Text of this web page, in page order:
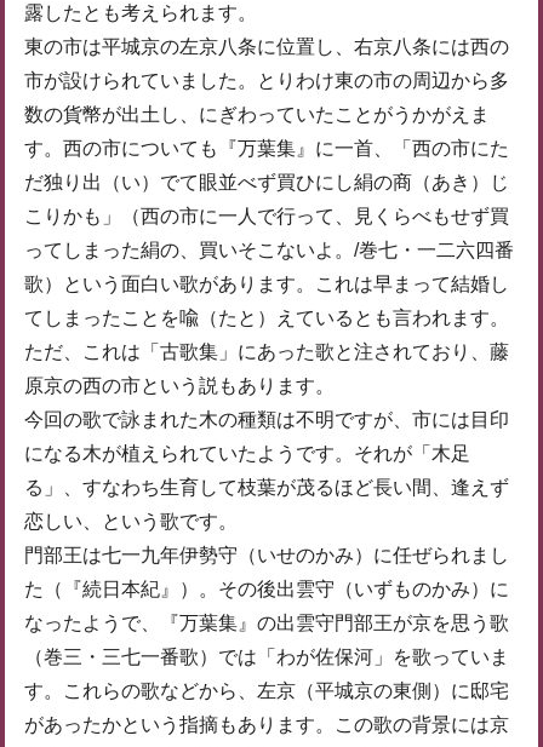
露したとも考えられます。
東の市は平城京の左京八条に位置し、右京八条には西の
市が設けられていました。とりわけ東の市の周辺から多
数の貨幣が出土し、にぎわっていたことがうかがえま
す。西の市についても『万葉集』に一首、「西の市にた
だ独り出（い）でて眼並べず買ひにし絹の商（あき）じ
こりかも」（西の市に一人で行って、見くらべもせず買
ってしまった絹の、買いそこないよ。/巻七・一二六四番
歌）という面白い歌があります。これは早まって結婚し
てしまったことを喩（たと）えているとも言われます。
ただ、これは「古歌集」にあった歌と注されており、藤
原京の西の市という説もあります。
今回の歌で詠まれた木の種類は不明ですが、市には目印
になる木が植えられていたようです。それが「木足
る」、すなわち生育して枝葉が茂るほど長い間、逢えず
恋しい、という歌です。
門部王は七一九年伊勢守（いせのかみ）に任ぜられまし
た（『続日本紀』）。その後出雲守（いずものかみ）に
なったようで、『万葉集』の出雲守門部王が京を思う歌
（巻三・三七一番歌）では「わが佐保河」を歌っていま
す。これらの歌などから、左京（平城京の東側）に邸宅
があったかという指摘もあります。この歌の背景には京